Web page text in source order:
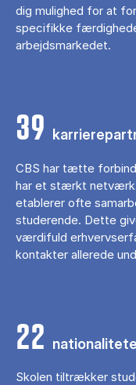
dig mulighed for at
specifikke
arbejdsmarkedet.
39
CBS har tætte
har et stærkt netværk
etablerer ofte
studerende. Dette
værdifuld
kontakter allerede
22
Skolen tiltrækker